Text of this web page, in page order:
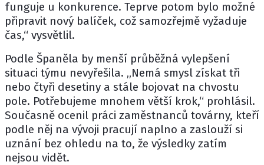
funguje u konkurence. Teprve potom bylo možné
připravit nový balíček, což samozřejmě vyžaduje
čas,“ vysvětlil.
Podle Španěla by menší průběžná vylepšení
situaci týmu nevyřešila. „Nemá smysl získat tři
nebo čtyři desetiny a stále bojovat na chvostu
pole. Potřebujeme mnohem větší krok,“ prohlásil.
Současně ocenil práci zaměstnanců továrny, kteří
podle něj na vývoji pracují naplno a zaslouží si
uznání bez ohledu na to, že výsledky zatím
nejsou vidět.